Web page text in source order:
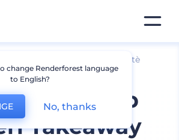
Mockup bustine caffè e tè
Mockup
Takeaway
change Renderforest language
to English?
No, thanks